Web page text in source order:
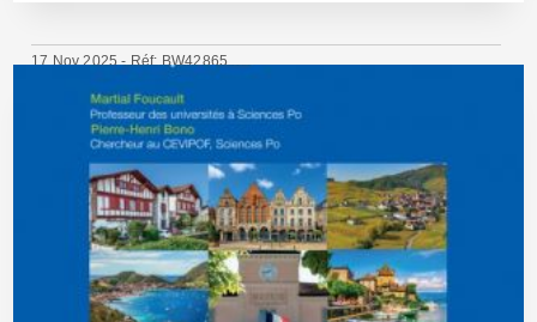
17 Nov 2025 - Réf: BW42865